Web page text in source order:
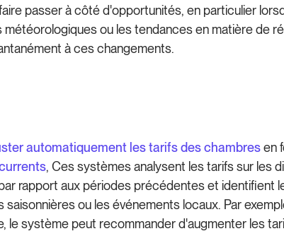
passer à côté d'opportunités, en particulier
ou les tendances en matière de
à ces changements.
automatiquement les tarifs des chambresen
, Ces systèmes analysent les tarifs sur les
rapport aux périodes précédentes et identifient
ou les événements locaux. Par
système peut recommander d'augmenter les